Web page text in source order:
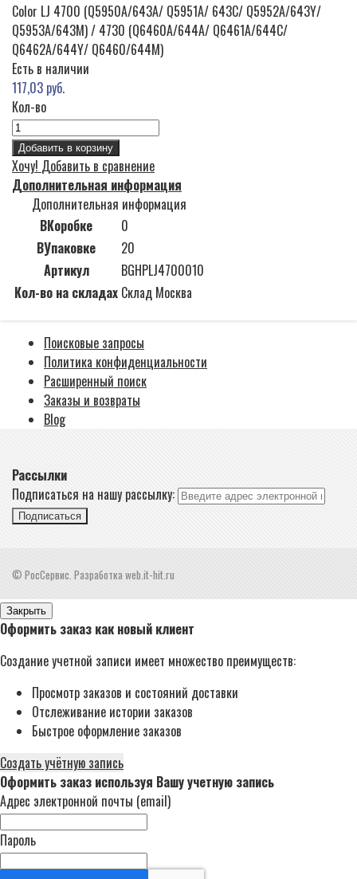
Color LJ 4700 (Q5950A/643A/ Q5951A/ 643C/ Q5952A/643Y/
Q5953A/643M) / 4730 (Q6460A/644A/ Q6461A/644C/
Q6462A/644Y/ Q6460/644M)
Есть в наличии
117,03 руб.
Кол-во
Добавить в корзину
Хочу! Добавить в сравнение
Дополнительная информация
Дополнительная информация
ВКоробке
0
ВУпаковке
20
Артикул
BGHPLJ4700010
Кол-во на складах Склад Москва
Поисковые запросы
Политика конфиденциальности
Расширенный поиск
Заказы и возвраты
Blog
Рассылки
Подписаться на нашу рассылку:
Подписаться
© РосСервис. Разработка web.it-hit.ru
Закрыть
Оформить заказ как новый клиент
Создание учетной записи имеет множество преимуществ:
Просмотр заказов и состояний доставки
Отслеживание истории заказов
Быстрое оформление заказов
Создать учётную запись
Оформить заказ используя Вашу учетную запись
Адрес электронной почты (email)
Пароль